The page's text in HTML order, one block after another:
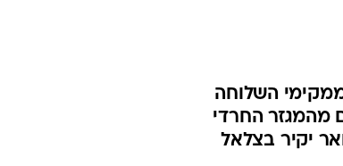
ממקימי השלוחה
מהמגזר החרדי